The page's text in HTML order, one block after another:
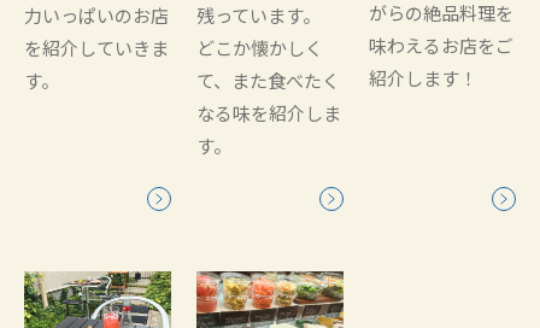
力いっぱいのお店
を紹介していきま
す。
残っています。
どこか懐かしく
て、また食べたく
なる味を紹介しま
す。
がらの絶品料理を
味わえるお店をご
紹介します！